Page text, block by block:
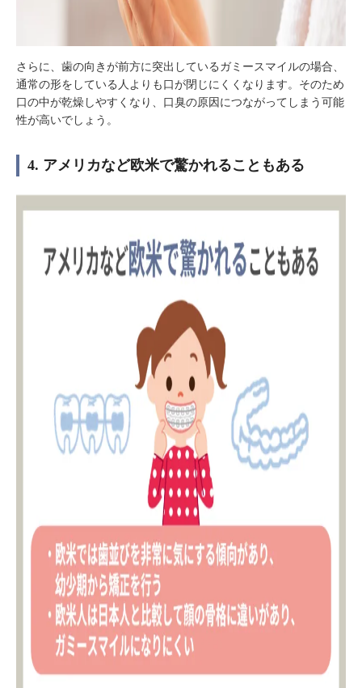
さらに、歯の向きが前方に突出しているガミースマイルの場合、
通常の形をしている人よりも口が閉じにくくなります。そのため
口の中が乾燥しやすくなり、口臭の原因につながってしまう可能
性が高いでしょう。
4. アメリカなど欧米で驚かれることもある